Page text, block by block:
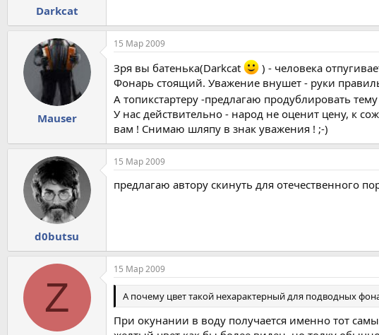
Darkcat
Mauser
15 Мар 2009
Зря вы батенька(Darkcat
) - человека
Фонарь стоящий. Уважение внушет - руки
А топикстартеру -предлагаю продублировать
У нас действительно - народ не оценит цену, к
вам ! Снимаю шляпу в знак уважения ! ;-)
d0butsu
15 Мар 2009
предлагаю автору скинуть для отечественного
Z
15 Мар 2009
А почему цвет такой нехарактерный для подводных
При окунании в воду получается именно тот